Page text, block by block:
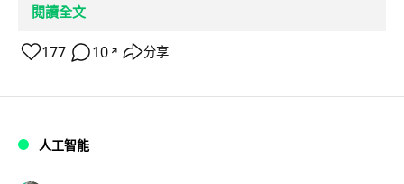
閱讀全文
177 10 ↗ 分享
人工智能